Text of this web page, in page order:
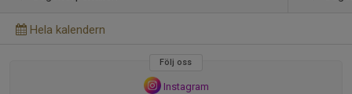
Hela kalendern
Följ oss
Instagram